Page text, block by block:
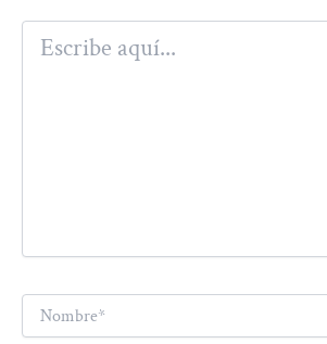
Escribe
aquí...